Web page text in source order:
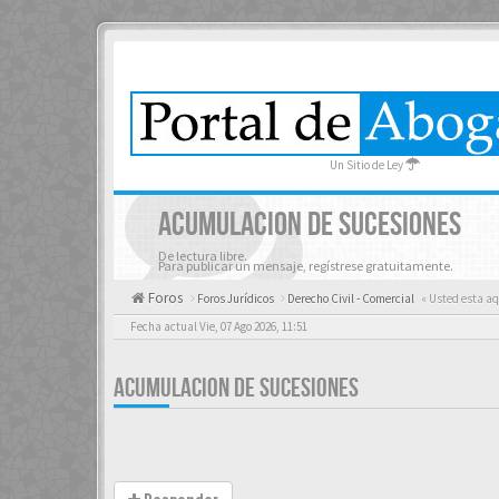
Un Sitio de Ley
ACUMULACION DE SUCESIONES
De lectura libre.
Para publicar un mensaje, regístrese gratuitamente.
Foros Foros Jurídicos Derecho Civil - Comercial « Usted esta
Fecha actual Vie, 07 Ago 2026, 11:51
ACUMULACION DE SUCESIONES